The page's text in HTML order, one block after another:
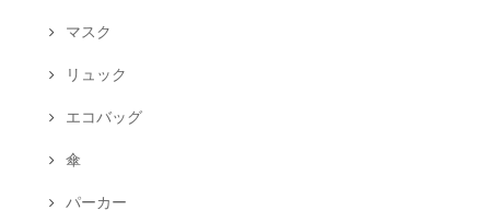
マスク
リュック
エコバッグ
傘
パーカー